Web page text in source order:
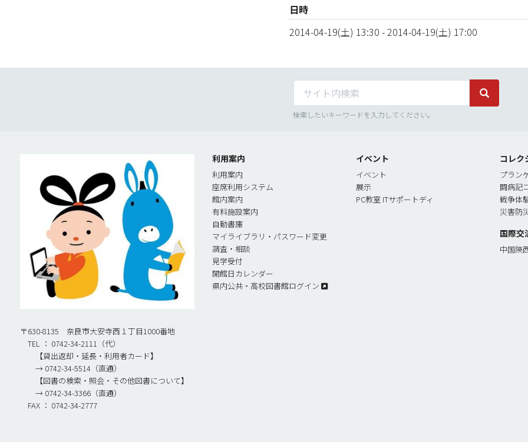
日時
2014-04-19(土) 13:30 -2014-04-19(土) 17:00
サイト内検索 サイト内検索
検索したいキーワードを入力してください。
利用案内
利用案内
座席利用システム
館内案内
有料施設案内
自動書庫
マイライブラリ・パスワード変更
調査・相談
見学受付
開館日カレンダー
県内公共・高校図書館ログイン
イベント
イベント
展示
PC教室 ITサポートディ
コレク
プラン
闘病記
戦争体
災害防
国際交
中国陝
〒630-8135 奈良市大安寺西１丁目1000番地
TEL ： 0742-34-2111（代）
【貸出返却・延長・利用者カード】
→ 0742-34-5514（直通）
【図書の検索・照会・その他図書について】
→ 0742-34-3366（直通）
FAX ： 0742-34-2777